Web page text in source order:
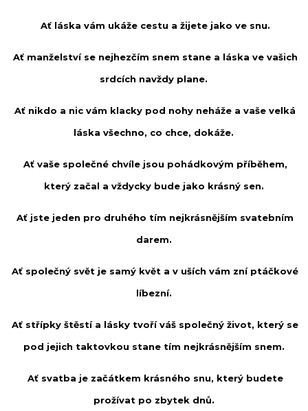
Ať láska vám ukáže cestu a žijete jako ve snu.
Ať manželství se nejhezčím snem stane a láska ve vašich
srdcích navždy plane.
Ať nikdo a nic vám klacky pod nohy neháže a vaše velká
láska všechno, co chce, dokáže.
Ať vaše společné chvíle jsou pohádkovým příběhem,
který začal a vždycky bude jako krásný sen.
Ať jste jeden pro druhého tím nejkrásnějším svatebním
darem.
Ať společný svět je samý květ a v uších vám zní ptáčkové
líbezní.
Ať střípky štěstí a lásky tvoří váš společný život, který se
pod jejich taktovkou stane tím nejkrásnějším snem.
Ať svatba je začátkem krásného snu, který budete
prožívat po zbytek dnů.